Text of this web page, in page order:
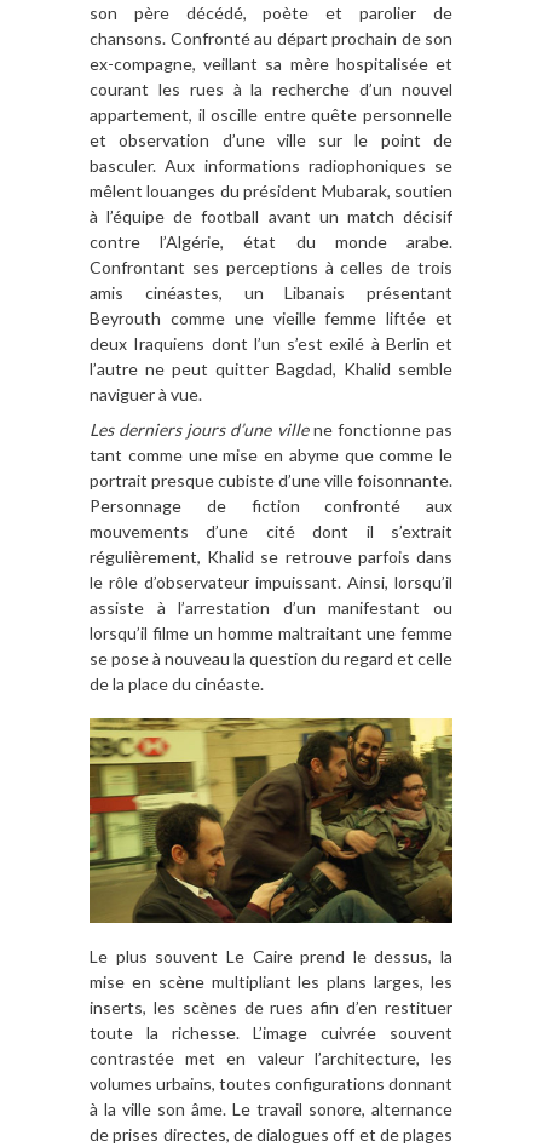
son père décédé, poète et parolier de
chansons. Confronté au départ prochain de son
ex-compagne, veillant sa mère hospitalisée et
courant les rues à la recherche d’un nouvel
appartement, il oscille entre quête personnelle
et observation d’une ville sur le point de
basculer. Aux informations radiophoniques se
mêlent louanges du président Mubarak, soutien
à l’équipe de football avant un match décisif
contre l’Algérie, état du monde arabe.
Confrontant ses perceptions à celles de trois
amis cinéastes, un Libanais présentant
Beyrouth comme une vieille femme liftée et
deux Iraquiens dont l’un s’est exilé à Berlin et
l’autre ne peut quitter Bagdad, Khalid semble
naviguer à vue.
Les derniers jours d’une villene fonctionne pas
tant comme une mise en abyme que comme le
portrait presque cubiste d’une ville foisonnante.
Personnage de fiction confronté aux
mouvements d’une cité dont il s’extrait
régulièrement, Khalid se retrouve parfois dans
le rôle d’observateur impuissant. Ainsi, lorsqu’il
assiste à l’arrestation d’un manifestant ou
lorsqu’il filme un homme maltraitant une femme
se pose à nouveau la question du regard et celle
de la place du cinéaste.
Le plus souvent Le Caire prend le dessus, la
mise en scène multipliant les plans larges, les
inserts, les scènes de rues afin d’en restituer
toute la richesse. L’image cuivrée souvent
contrastée met en valeur l’architecture, les
volumes urbains, toutes configurations donnant
à la ville son âme. Le travail sonore, alternance
de prises directes, de dialogues off et de plages